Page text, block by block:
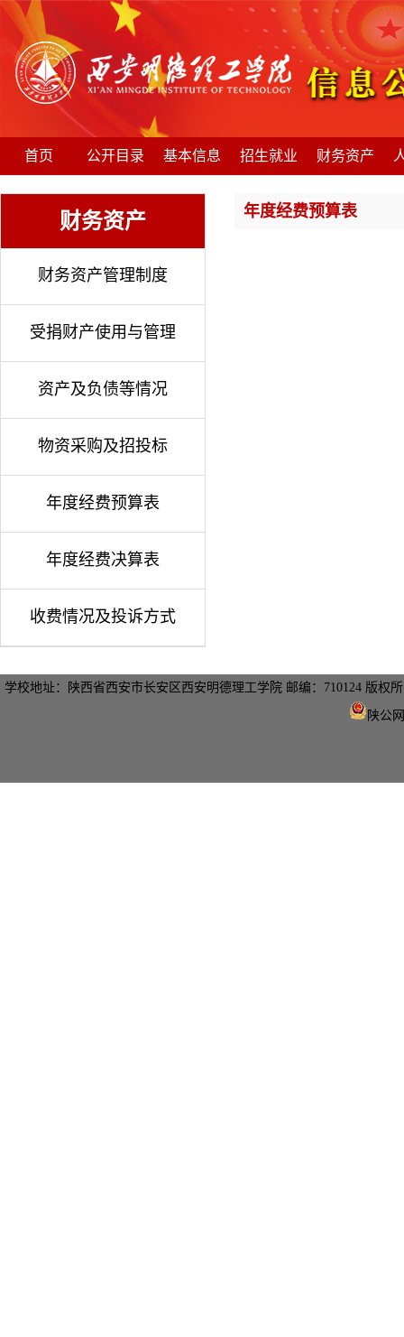
首页 公开目录 基本信息 招生就业 财务资产
财务资产
财务资产管理制度
受捐财产使用与管理
资产及负债等情况
物资采购及招投标
年度经费预算表
年度经费决算表
收费情况及投诉方式
年度经费预算表
学校地址：陕西省西安市长安区西安明德理工学院 邮编：710124 版权
陕公